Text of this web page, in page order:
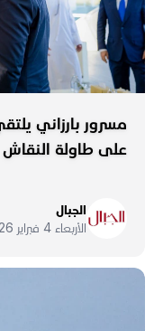
على طاولة النقاش
الجبال
الأربعاء 4 فبراير 2026 11:47 ص